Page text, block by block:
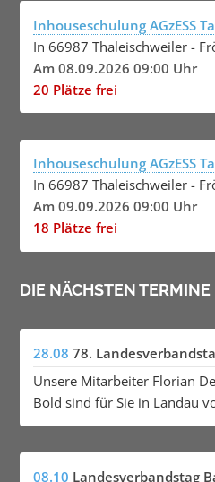
Inhouseschulung AGzESS
In 66987 Thaleischweiler -
Am 08.09.2026 09:00 Uhr
20 Plätze frei
Inhouseschulung AGzESS
In 66987 Thaleischweiler -
Am 09.09.2026 09:00 Uhr
18 Plätze frei
DIE NÄCHSTEN TERMINE
28.08 78.
Unsere Mitarbeiter Florian
Bold sind für Sie in Landau
08.10 Landesverbandstag